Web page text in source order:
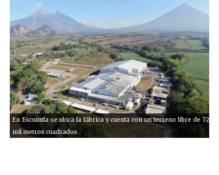
En Escuintla se ubica la fábrica y cuenta con un terreno libre de 72
mil metros cuadrados